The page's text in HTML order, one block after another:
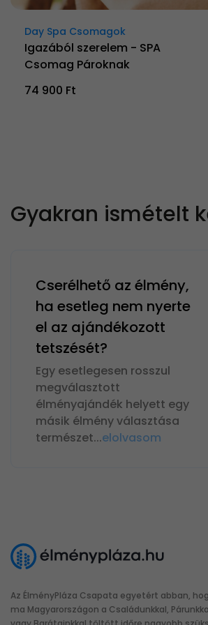
Day Spa Csomagok
Igazából szerelem - SPA
Csomag Pároknak
74 900 Ft
Gyakran ismételt
Cserélhető az élmény,
ha esetleg nem nyerte
el az ajándékozott
tetszését?
Egy esetlegesen rosszul
megválasztott
élményajándék helyett egy
másik élmény választása
természet...elolvasom
Az ÉlményPláza Csapata egyetért abban,
ma Magyarországon a Családunkkal,